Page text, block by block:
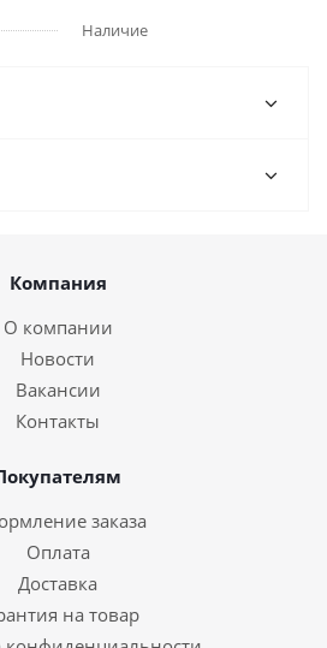
Наличие
Компания
О компании
Новости
Вакансии
Контакты
заказа
Оплата
Доставка
на товар